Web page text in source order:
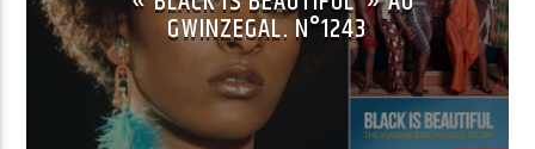
GWINZEGAL. N°1243